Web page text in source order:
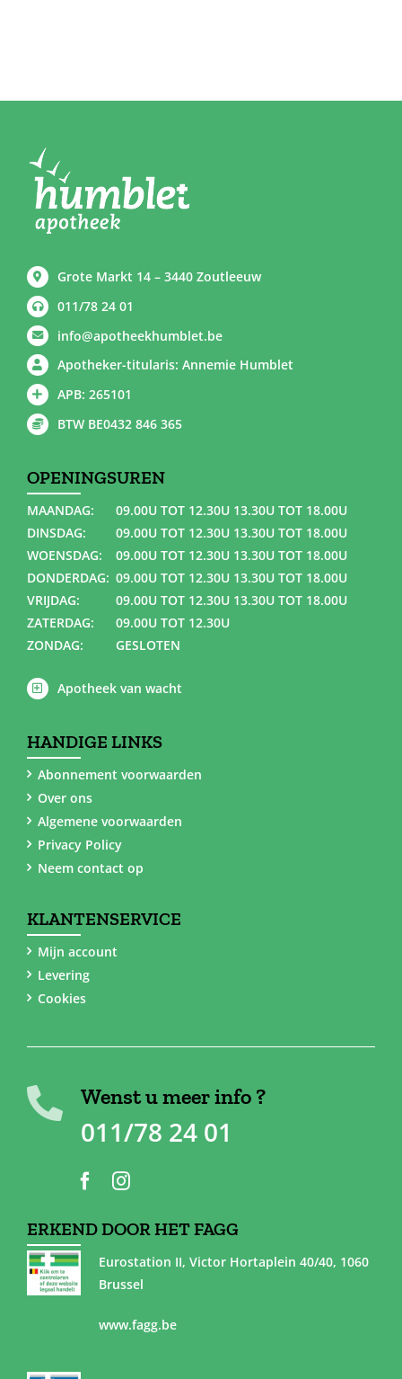
Grote Markt 14 – 3440 Zoutleeuw
011/78 24 01
info@apotheekhumblet.be
Apotheker-titularis: Annemie Humblet
APB: 265101
BTW BE0432 846 365
OPENINGSUREN
MAANDAG:
09.00U TOT 12.30U 13.30U TOT 18.00U
DINSDAG:
09.00U TOT 12.30U 13.30U TOT 18.00U
WOENSDAG:
09.00U TOT 12.30U 13.30U TOT 18.00U
DONDERDAG: 09.00U TOT 12.30U 13.30U TOT 18.00U
VRIJDAG:
09.00U TOT 12.30U 13.30U TOT 18.00U
ZATERDAG:
09.00U TOT 12.30U
ZONDAG:
GESLOTEN
Apotheek van wacht
HANDIGE LINKS
Abonnement voorwaarden
Over ons
Algemene voorwaarden
Privacy Policy
Neem contact op
KLANTENSERVICE
Mijn account
Levering
Cookies
Wenst u meer info ?
011/78 24 01
ERKEND DOOR HET FAGG
Eurostation II, Victor Hortaplein 40/40, 1060
Brussel
www.fagg.be